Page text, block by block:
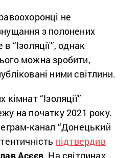
не
з полонених
“Ізоляції”, однак
можна зробити,
ними світлини.
“Ізоляції”
на початку 2021 року.
канал “Донецький
підтвердив